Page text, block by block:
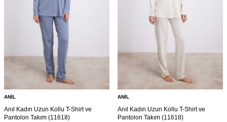
ANIL
Anıl Kadın Uzun Kollu T-Shirt ve
Pantolon Takım (11618)
ANIL
Anıl Kadın Uzun Kollu T-Shirt ve
Pantolon Takım (11618)